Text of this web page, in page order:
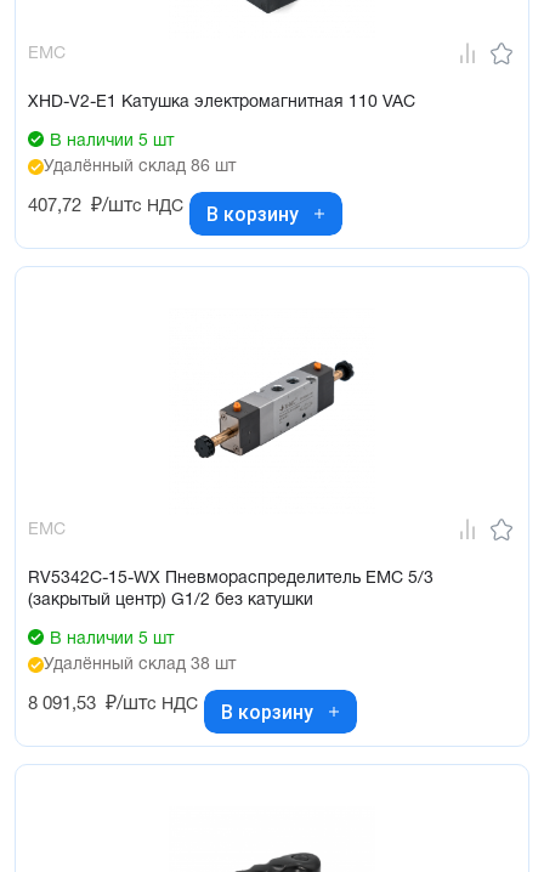
EMC
XHD-V2-E1 Катушка электромагнитная 110 VAC
В наличии 5 шт
Удалённый склад 86 шт
407,72 ₽/штс НДС В корзину
EMC
RV5342C-15-WX Пневмораспределитель EMC 5/3
(закрытый центр) G1/2 без катушки
В наличии 5 шт
Удалённый склад 38 шт
8 091,53 ₽/штс НДС В корзину